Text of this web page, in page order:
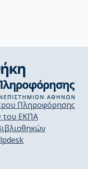
Πληροφόρησης
του ΕΚΠΑ